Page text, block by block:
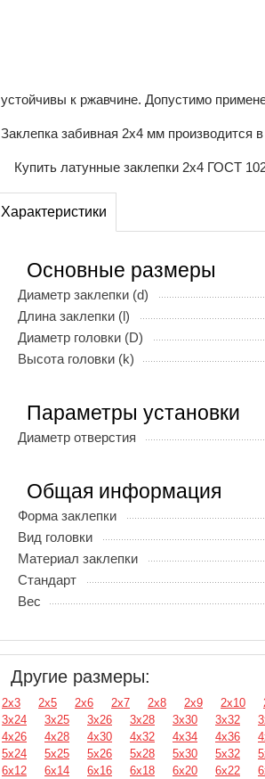
устойчивы к ржавчине. Допустимо
Заклепка забивная 2х4 мм производится
Купить латунные заклепки 2х4 ГОСТ
Характеристики
Основные размеры
Диаметр заклепки (d)
Длина заклепки (l)
Диаметр головки (D)
Высота головки (k)
Параметры установки
Диаметр отверстия
Общая информация
Форма заклепки
Вид головки
Материал заклепки
Стандарт
Вес
Другие размеры:
2х3 2х5 2х6 2х7 2х8 2х9 2х10
3х24
3х25 3х26 3х28 3х30 3х32
4х26
4х28 4х30 4х32 4х34 4х36
5х24
5х25 5х26 5х28 5х30 5х32
6х12
6х14 6х16 6х18 6х20 6х22